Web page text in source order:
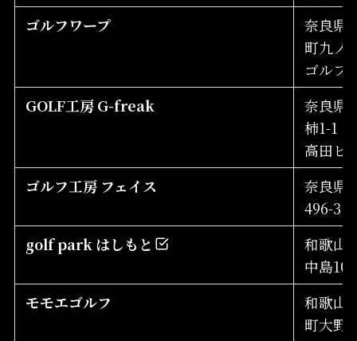
ゴルフワープ
奈良県
町九ノ
ゴルフ
GOLF工房 G-freak
奈良県
柿1-1
高田ビ
ゴルフ工房 フェイス
奈良県
496-3
golf park はしもと
和歌山
中島
モモエゴルフ
和歌山
町大野